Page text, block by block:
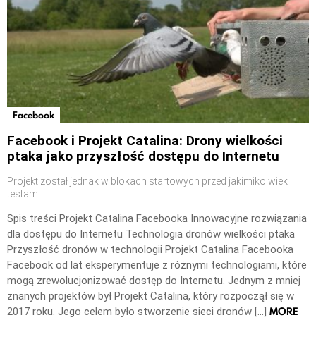
Facebook
Facebook i Projekt Catalina: Drony wielkości
ptaka jako przyszłość dostępu do Internetu
Projekt został jednak w blokach startowych przed jakimikolwiek
testami
Spis treści Projekt Catalina Facebooka Innowacyjne rozwiązania
dla dostępu do Internetu Technologia dronów wielkości ptaka
Przyszłość dronów w technologii Projekt Catalina Facebooka
Facebook od lat eksperymentuje z różnymi technologiami, które
mogą zrewolucjonizować dostęp do Internetu. Jednym z mniej
znanych projektów był Projekt Catalina, który rozpoczął się w
2017 roku. Jego celem było stworzenie sieci dronów […] MORE